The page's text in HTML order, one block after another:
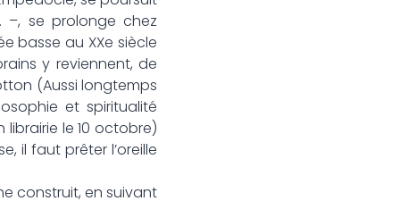
–, se prolonge chez
basse au XXe siècle
y reviennent, de
(Aussi longtemps
et spiritualité
librairie le 10 octobre)
il faut prêter l’oreille
construit, en suivant